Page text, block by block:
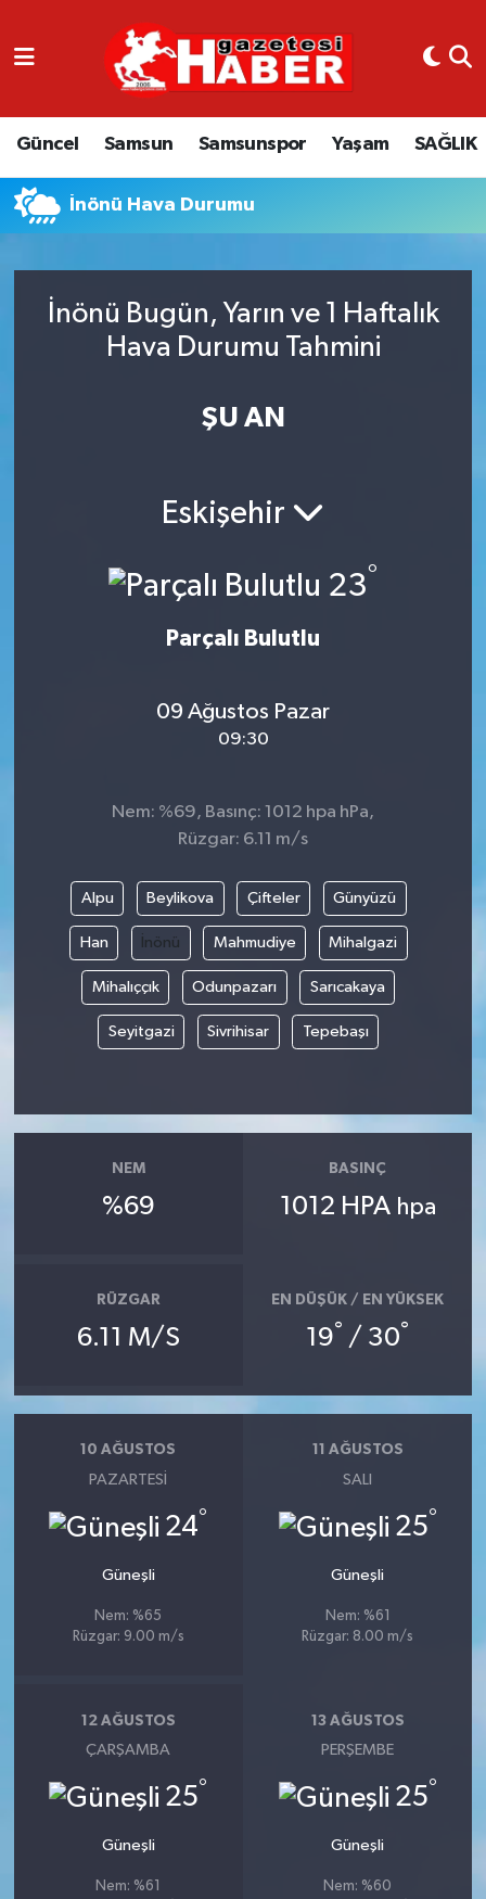
Güncel Samsun Samsunspor Yaşam SAĞLIK
İnönü Hava Durumu
İnönü Bugün, Yarın ve 1 Haftalık
Hava Durumu Tahmini
ŞU AN
Eskişehir
23°
Parçalı Bulutlu
09 Ağustos Pazar
09:30
Nem: %69, Basınç: 1012 hpa hPa,
Rüzgar: 6.11 m/s
Alpu Beylikova Çifteler Günyüzü
Han İnönü Mahmudiye Mihalgazi
Mihalıççık Odunpazarı Sarıcakaya
Seyitgazi Sivrihisar Tepebaşı
NEM
%69
BASINÇ
1012 HPA hpa
RÜZGAR
6.11 M/S
EN DÜŞÜK / EN YÜKSEK
19° / 30°
10 AĞUSTOS
PAZARTESI
24°
Güneşli
Nem: %65
Rüzgar: 9.00 m/s
11 AĞUSTOS
SALI
25°
Güneşli
Nem: %61
Rüzgar: 8.00 m/s
12 AĞUSTOS
ÇARŞAMBA
25°
Güneşli
Nem: %61
13 AĞUSTOS
PERŞEMBE
25°
Güneşli
Nem: %60
GÜNCEL
SAMSUN
SAMSUNSPOR
YAŞAM